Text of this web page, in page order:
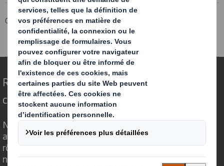
Groupe DS Smith Média
Appréhender le futur
Telechargez votre rapport
Repenser l’emballage pour un monde qui
change
Nous faisons la différence parce que nous
avons su voir en quoi l'emballage avait un
rôle important à jouer dans le monde qui
nous entoure.